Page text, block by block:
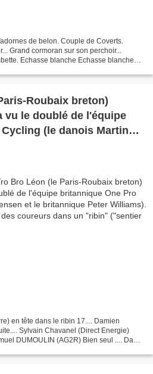
de belon. Couple de Coverts.
Grand cormoran sur son perchoir...
Echasse blanche Echasse blanche
Roubaix breton)
vu le doublé de l'équipe
(le danois Martin
des coureurs
en tête dans le ribin 17.... Damien
Sylvain Chavanel (Direct Energie)
Dans